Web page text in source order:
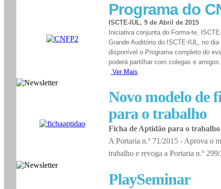
Programa do
ISCTE-IUL, 9 de Abril de 2015
Iniciativa conjunta do Forma-te,
Grande Auditório do ISCTE-IUL, no
disponível o Programa completo do
poderá partilhar com colegas e amigos.
Ver Mais
Novo modelo de
para o trabalho
Ficha de Aptidão para o trabalho
A Portaria n.º 71/2015 - Aprova o
trabalho e revoga a Portaria n.º
PlaySeminar